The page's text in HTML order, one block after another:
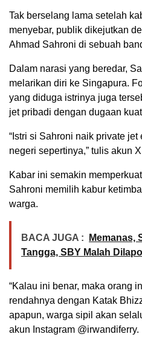
Tak berselang lama setelah
menyebar, publik dikejutkan
Ahmad Sahroni di sebuah
Dalam narasi yang beredar,
melarikan diri ke Singapura.
yang diduga istrinya juga
jet pribadi dengan dugaan
“Istri si Sahroni naik private
negeri sepertinya,” tulis akun
Kabar ini semakin
Sahroni memilih kabur
warga.
BACA JUGA :
Memanas,
Tangga, SBY Malah
“Kalau ini benar, maka orang
rendahnya dengan Katak
apapun, warga sipil akan
akun Instagram @irwandiferry.